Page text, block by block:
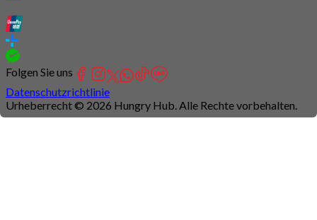
Folgen Sie uns
Datenschutzrichtlinie
Urheberrecht © 2026 Hungry Hub. Alle Rechte vorbehalten.
Connection